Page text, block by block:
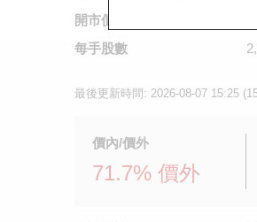
開市價
每手股數
最後更新時間: 2026-08-07 15:25
價內/價外
71.7% 價外